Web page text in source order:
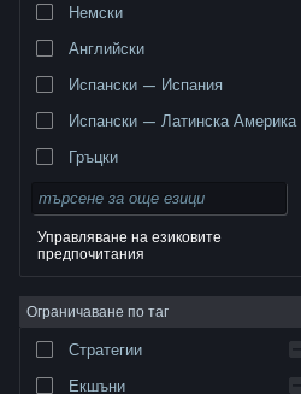
търговски марки принадлежат на съответните им
собственици в САЩ и други страни.
поверителност|Юридическа информация|
Достъпност|Условия за ползване на Steam
Възстановявания|Бисквитки
Немски
Английски
Испански — Испания
Испански — Латинска Америка
Гръцки
Управляване на езиковите
предпочитания
Ограничаване по таг
Стратегии
Екшъни